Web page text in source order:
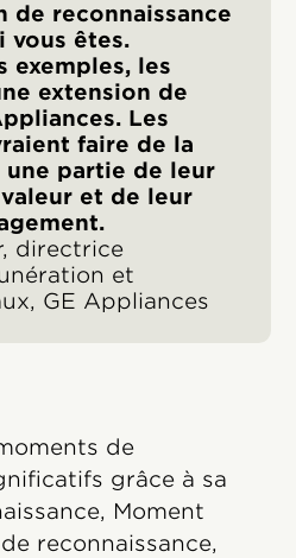
de reconnaissance
vous êtes.
exemples, les
extension de
Les
faire de la
une partie de leur
et de leur
directrice
et
GE Appliances
de
grâce à sa
Moment
reconnaissance,